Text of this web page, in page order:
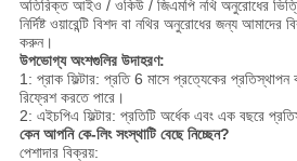
অতিরিক্ত আইও / ওকিউ / জিএমপি নথি অনুরোধের
নির্দিষ্ট ওয়ারেন্টি বিশদ বা নথির অনুরোধের জন্য আমাদের
করুন।
উপভোগ্য অংশগুলির উদাহরণ:
1: প্রাক ফিল্টার: প্রতি 6 মাসে প্রত্যেকের
রিফ্রেশ করতে পারে।
2: এইচপিএ ফিল্টার: প্রতিটি অর্ধেক এবং এক বছরে
কেন আপনি কে-লিং সংস্থাটি বেছে নিচ্ছেন?
পেশাদার বিক্রয়: